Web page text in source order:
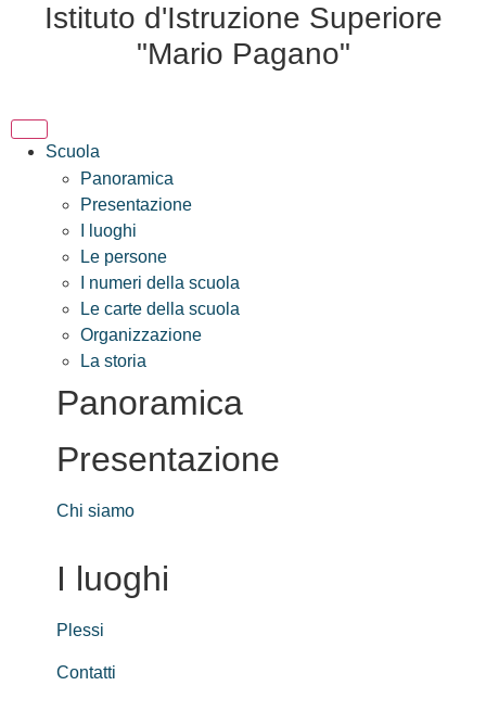
Istituto d'Istruzione Superiore
"Mario Pagano"
Scuola
Panoramica
Presentazione
I luoghi
Le persone
I numeri della scuola
Le carte della scuola
Organizzazione
La storia
Panoramica
Presentazione
Chi siamo
I luoghi
Plessi
Contatti